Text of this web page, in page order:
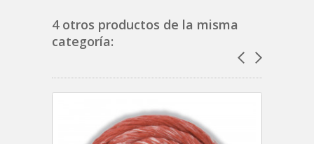
4 otros productos de la misma
categoría: